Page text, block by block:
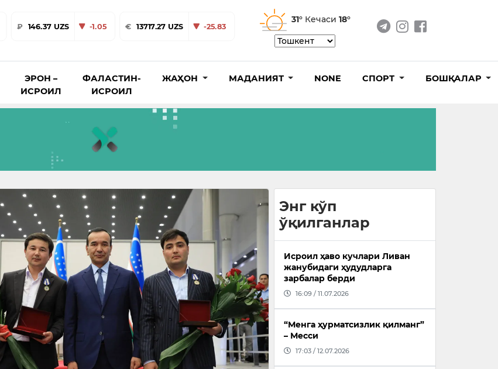
₽ 146.37 UZS -1.05 € 13717.27 UZS -25.83
31° Кечаси 18°
ЭРОН –
ИСРОИЛ
ФАЛАСТИН-
ИСРОИЛ
ЖАҲОН МАДАНИЯТ NONE СПОРТ БОШҚАЛАР
Энг кўп
ўқилганлар
Исроил ҳаво кучлари Ливан
жанубидаги ҳудудларга
зарбалар берди
16:09 / 11.07.2026
“Менга ҳурматсизлик қилманг”
– Месси
17:03 / 12.07.2026